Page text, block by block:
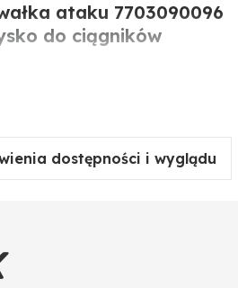
ataku 7703090096
do ciągników
ataku CLAAS to
stosowany w
oraz Renault. Odpowiada za
i zapewnienie płynnej pracy
45x100x40 mm gwarantują
dostępności i wyglądu